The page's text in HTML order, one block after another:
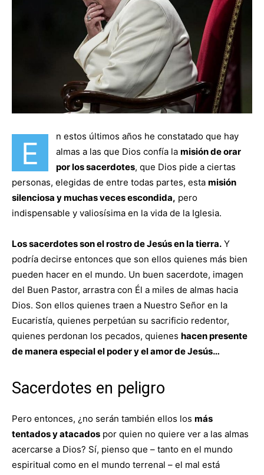
E
n estos últimos años he constatado que hay
almas a las que Dios confía la misión de orar
por los sacerdotes, que Dios pide a ciertas
personas, elegidas de entre todas partes, esta misión
silenciosa y muchas veces escondida, pero
indispensable y valiosísima en la vida de la Iglesia.
Los sacerdotes son el rostro de Jesús en la tierra. Y
podría decirse entonces que son ellos quienes más bien
pueden hacer en el mundo. Un buen sacerdote, imagen
del Buen Pastor, arrastra con Él a miles de almas hacia
Dios. Son ellos quienes traen a Nuestro Señor en la
Eucaristía, quienes perpetúan su sacrificio redentor,
quienes perdonan los pecados, quienes hacen presente
de manera especial el poder y el amor de Jesús…
Sacerdotes en peligro
Pero entonces, ¿no serán también ellos los más
tentados y atacados por quien no quiere ver a las almas
acercarse a Dios? Sí, pienso que – tanto en el mundo
espiritual como en el mundo terrenal – el mal está